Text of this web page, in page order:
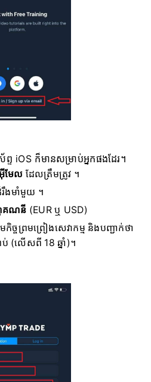
ព្ទ iOS ក៏មានសម្រាប់អ្នកផងដែរ។
មែល ដែលត្រឹមត្រូវ ។
រឹងមាំមួយ ។
គណនី (EUR ឬ USD)
ច្ចព្រមព្រៀងសេវាកម្ម និងបញ្ជាក់ថា
ប់ (លើសពី 18 ឆ្នាំ)។